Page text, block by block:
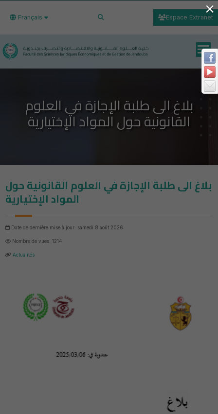
Français Espace Extranet
بلاغ الى طلبة الإجازة في العلوم
القانونية حول المواد الإختيارية
بلاغ الى طلبة الإجازة في العلوم القانونية حول
المواد الإختيارية
Date de dernière mise à jour: samedi 8 août 2026
Nombre de vues: 1214
Actualités
×